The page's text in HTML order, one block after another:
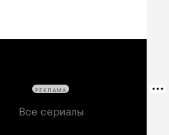
Все сериалы
РЕКЛАМА